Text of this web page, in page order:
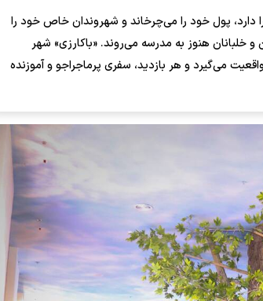
پول خود را می‌چرخاند و شهروندان خاص خود را
هنوز به مدرسه می‌روند. «باکارزی» شهر
می‌گیرد و هر بازدید، سفری پرماجراجو و آموزنده